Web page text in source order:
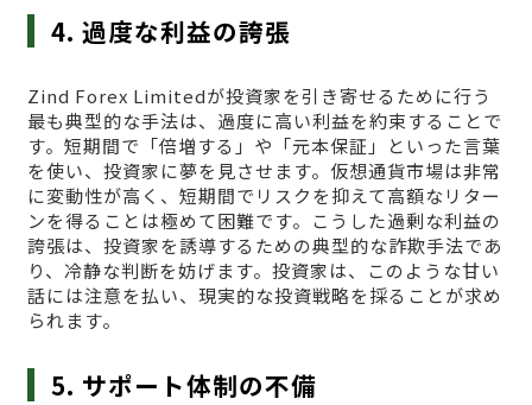
4. 過度な利益の誇張
Zind Forex Limitedが投資家を引き寄せるために行う
最も典型的な手法は、過度に高い利益を約束することで
す。短期間で「倍増する」や「元本保証」といった言葉
を使い、投資家に夢を見させます。仮想通貨市場は非常
に変動性が高く、短期間でリスクを抑えて高額なリター
ンを得ることは極めて困難です。こうした過剰な利益の
誇張は、投資家を誘導するための典型的な詐欺手法であ
り、冷静な判断を妨げます。投資家は、このような甘い
話には注意を払い、現実的な投資戦略を採ることが求め
られます。
5. サポート体制の不備